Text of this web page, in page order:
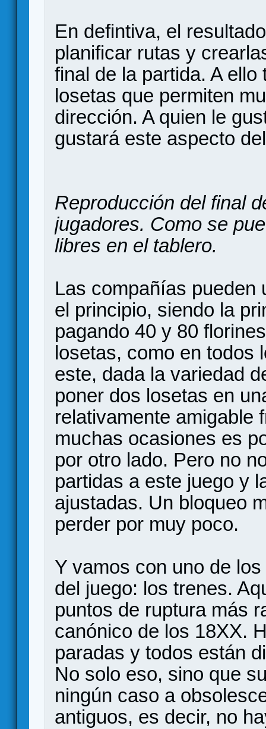
En defintiva, el
planificar rutas y
final de la partida. A
losetas que permiten
dirección. A quien le
gustará este aspecto
Reproducción del final
jugadores. Como se
libres en el tablero.
Las compañías pueden
el principio, siendo la
pagando 40 y 80
losetas, como en todos
este, dada la variedad
poner dos losetas en
relativamente amigable
muchas ocasiones es
por otro lado. Pero no
partidas a este juego y
ajustadas. Un bloqueo
perder por muy poco.
Y vamos con uno de
del juego: los trenes.
puntos de ruptura más
canónico de los 18XX.
paradas y todos están
No solo eso, sino que
ningún caso a
antiguos, es decir, no